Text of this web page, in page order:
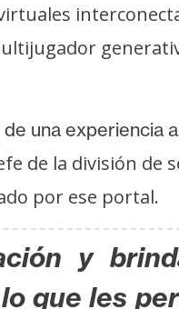
una experiencia
de la división de
por ese portal.
y
que les